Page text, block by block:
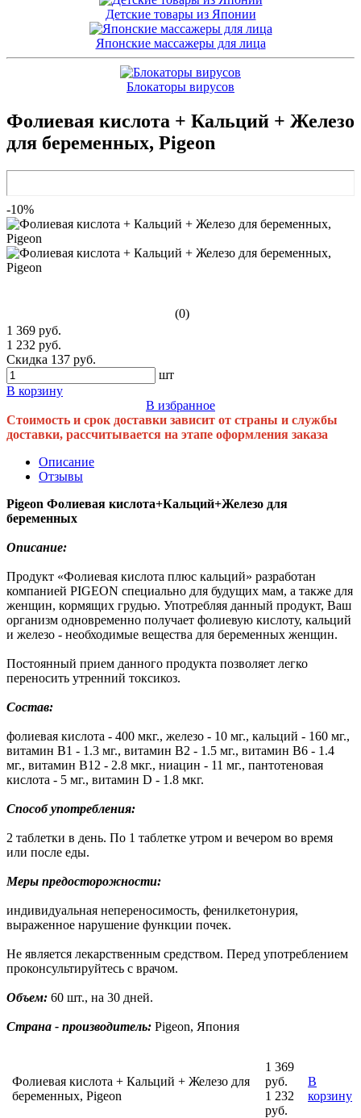
Детские товары из Японии
Японские массажеры для лица
Блокаторы вирусов
Фолиевая кислота + Кальций + Железо
для беременных, Pigeon
-10%
(0)
1 369 руб.
1 232 руб.
Скидка 137 руб.
шт
В корзину
В избранное
Стоимость и срок доставки зависит от страны и службы
доставки, рассчитывается на этапе оформления заказа
Описание
Отзывы
Pigeon Фолиевая кислота+Кальций+Железо для
беременных
Описание:
Продукт «Фолиевая кислота плюс кальций» разработан
компанией PIGЕON специально для будущих мам, а также для
женщин, кормящих грудью. Употребляя данный продукт, Ваш
организм одновременно получает фолиевую кислоту, кальций
и железо - необходимые вещества для беременных женщин.
Постоянный прием данного продукта позволяет легко
переносить утренний токсикоз.
Состав:
фолиевая кислота - 400 мкг., железо - 10 мг., кальций - 160 мг.,
витамин В1 - 1.3 мг., витамин В2 - 1.5 мг., витамин В6 - 1.4
мг., витамин В12 - 2.8 мкг., ниацин - 11 мг., пантотеновая
кислота - 5 мг., витамин D - 1.8 мкг.
Способ употребления:
2 таблетки в день. По 1 таблетке утром и вечером во время
или после еды.
Меры предосторожности:
индивидуальная непереносимость, фенилкетонурия,
выраженное нарушение функции почек.
Не является лекарственным средством. Перед употреблением
проконсультируйтесь с врачом.
Объем: 60 шт., на 30 дней.
Страна - производитель: Pigeon, Япония
Фолиевая кислота + Кальций + Железо для
беременных, Pigeon
1 369
руб.
1 232
руб.
В
корзину